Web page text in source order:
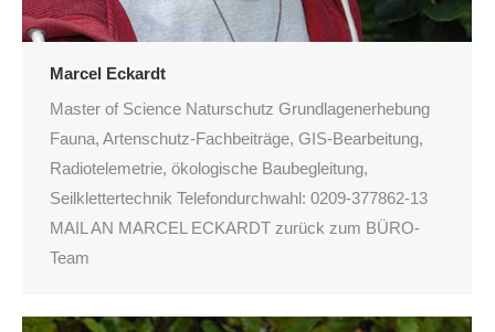
Marcel Eckardt
Master of Science Naturschutz Grundlagenerhebung
Fauna, Artenschutz-Fachbeiträge, GIS-Bearbeitung,
Radiotelemetrie, ökologische Baubegleitung,
Seilklettertechnik Telefondurchwahl: 0209-377862-13
MAIL AN MARCEL ECKARDT zurück zum BÜRO-
Team